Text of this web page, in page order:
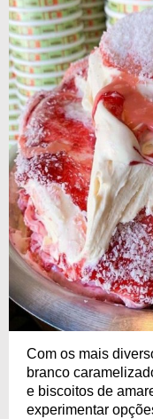
Com os mais
branco
e biscoitos de
experimentar